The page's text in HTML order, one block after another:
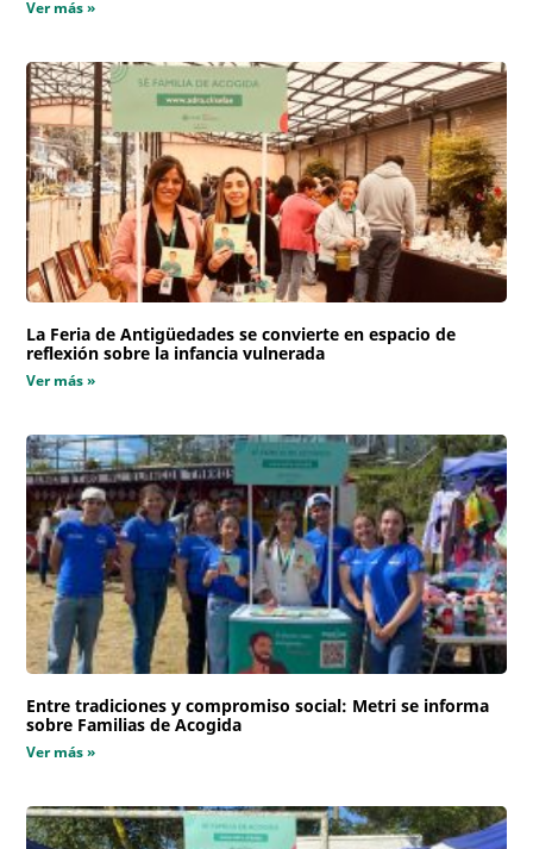
Ver más »
La Feria de Antigüedades se convierte en espacio de
reflexión sobre la infancia vulnerada
Ver más »
Entre tradiciones y compromiso social: Metri se informa
sobre Familias de Acogida
Ver más »